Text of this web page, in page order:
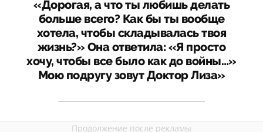
«Дорогая, а что ты любишь делать
больше всего? Как бы ты вообще
хотела, чтобы складывалась твоя
жизнь?» Она ответила: «Я просто
хочу, чтобы все было как до войны…»
Мою подругу зовут Доктор Лиза»